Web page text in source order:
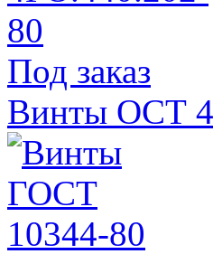
Под заказ
Винты ОСТ